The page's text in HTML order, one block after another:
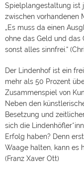
Spielplangestaltung ist
zwischen vorhandenen
„Es muss da einen
ohne das Geld und das
sonst alles sinnfrei.“
Der Lindenhof ist ein
mehr als 50 Prozent
Zusammenspiel von
Neben den
Besetzung und
sich die
Erfolg haben? Denn
Waage halten, kann es
(Franz Xaver Ott)